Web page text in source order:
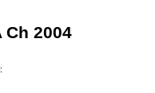
Ch 2004